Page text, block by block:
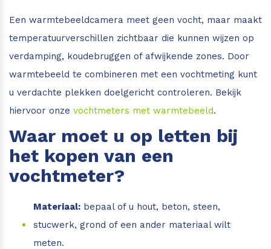
Een warmtebeeldcamera meet geen vocht, maar maakt
temperatuurverschillen zichtbaar die kunnen wijzen op
verdamping, koudebruggen of afwijkende zones. Door
warmtebeeld te combineren met een vochtmeting kunt
u verdachte plekken doelgericht controleren. Bekijk
hiervoor onze vochtmeters met warmtebeeld.
Waar moet u op letten bij
het kopen van een
vochtmeter?
Materiaal: bepaal of u hout, beton, steen,
stucwerk, grond of een ander materiaal wilt
meten.